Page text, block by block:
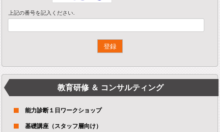
上記の番号を記入ください.
教育研修 ＆ コンサルティング
能力診断１日ワークショップ
基礎講座（スタッフ層向け）